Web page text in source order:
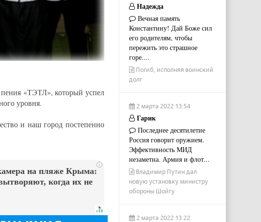
«ТЭТЛ», который успел
уровня.
и наш город постепенно
i
на пляже Крыма:
когда их не
Надежда
Вечная память
Константину! Дай Боже сил
его родителям, чтобы
пережить это страшное
горе....
Погиб, исполняя воинский
долг
2 марта 2022 13:54
Гарик
Последнее десятилетие
Россия говорит оружием.
Эффективность МИД
незаметна. Армия и флот...
Владимир Путин дал
новую установку министру
обороны Шойгу
2 марта 2022 13:22